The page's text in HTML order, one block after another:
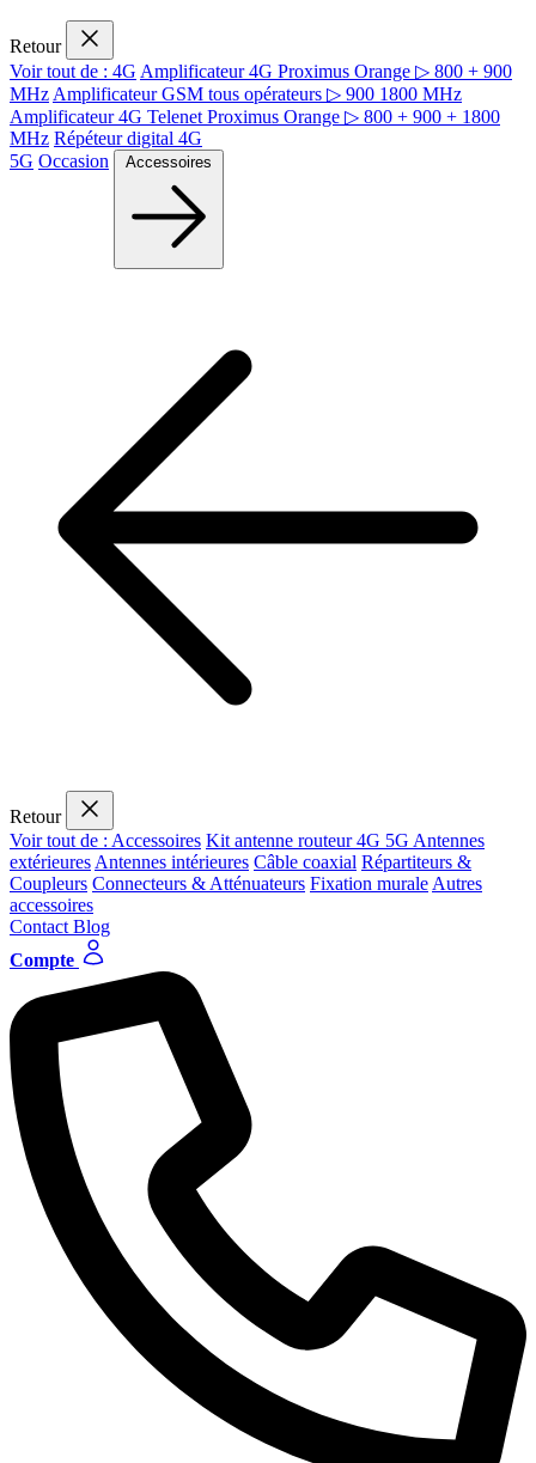
Retour
Voir tout de : 4G Amplificateur 4G Proximus Orange ▷ 800 + 900
MHz Amplificateur GSM tous opérateurs ▷ 900 1800 MHz
Amplificateur 4G Telenet Proximus Orange ▷ 800 + 900 + 1800
MHz Répéteur digital 4G
5G Occasion Accessoires
Retour
Voir tout de : Accessoires Kit antenne routeur 4G 5G Antennes
extérieures Antennes intérieures Câble coaxial Répartiteurs &
Coupleurs Connecteurs & Atténuateurs Fixation murale Autres
accessoires
Contact Blog
Compte